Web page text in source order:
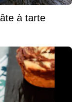
à tarte